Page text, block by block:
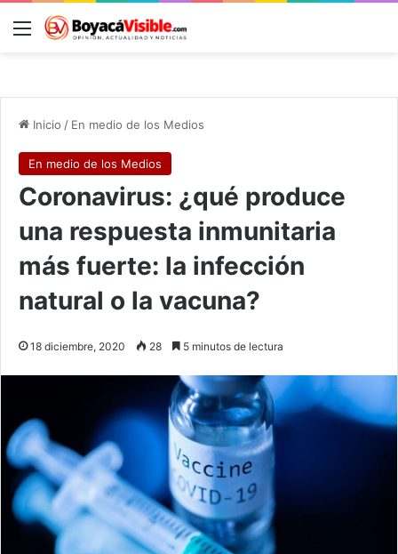
Menú
Inicio / En medio de los Medios
En medio de los Medios
Coronavirus: ¿qué produce
una respuesta inmunitaria
más fuerte: la infección
natural o la vacuna?
18 diciembre, 2020 28 5 minutos de lectura